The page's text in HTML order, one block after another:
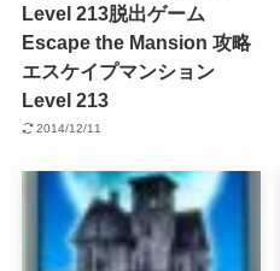
Level 213脱出ゲーム
Escape the Mansion 攻略
エスケイプマンション
Level 213
2014/12/11